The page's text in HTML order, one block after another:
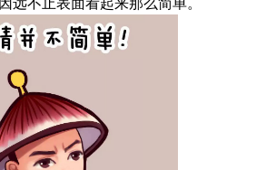
远不止表面看起来那么简单。